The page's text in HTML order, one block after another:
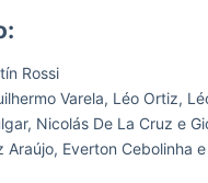
Rossi
Varela, Léo Ortiz,
Nicolás De La Cruz e
Araújo, Everton Cebolinha